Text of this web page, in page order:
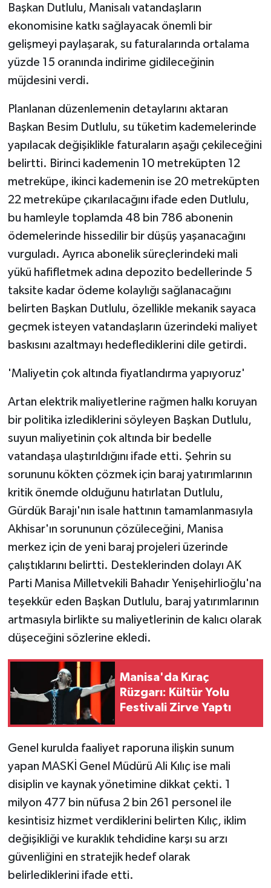
Başkan Dutlulu, Manisalı vatandaşların
ekonomisine katkı sağlayacak önemli bir
gelişmeyi paylaşarak, su faturalarında ortalama
yüzde 15 oranında indirime gidileceğinin
müjdesini verdi.
Planlanan düzenlemenin detaylarını aktaran
Başkan Besim Dutlulu, su tüketim kademelerinde
yapılacak değişiklikle faturaların aşağı çekileceğini
belirtti. Birinci kademenin 10 metreküpten 12
metreküpe, ikinci kademenin ise 20 metreküpten
22 metreküpe çıkarılacağını ifade eden Dutlulu,
bu hamleyle toplamda 48 bin 786 abonenin
ödemelerinde hissedilir bir düşüş yaşanacağını
vurguladı. Ayrıca abonelik süreçlerindeki mali
yükü hafifletmek adına depozito bedellerinde 5
taksite kadar ödeme kolaylığı sağlanacağını
belirten Başkan Dutlulu, özellikle mekanik sayaca
geçmek isteyen vatandaşların üzerindeki maliyet
baskısını azaltmayı hedeflediklerini dile getirdi.
'Maliyetin çok altında fiyatlandırma yapıyoruz'
Artan elektrik maliyetlerine rağmen halkı koruyan
bir politika izlediklerini söyleyen Başkan Dutlulu,
suyun maliyetinin çok altında bir bedelle
vatandaşa ulaştırıldığını ifade etti. Şehrin su
sorununu kökten çözmek için baraj yatırımlarının
kritik önemde olduğunu hatırlatan Dutlulu,
Gürdük Barajı'nın isale hattının tamamlanmasıyla
Akhisar'ın sorununun çözüleceğini, Manisa
merkez için de yeni baraj projeleri üzerinde
çalıştıklarını belirtti. Desteklerinden dolayı AK
Parti Manisa Milletvekili Bahadır Yenişehirlioğlu'na
teşekkür eden Başkan Dutlulu, baraj yatırımlarının
artmasıyla birlikte su maliyetlerinin de kalıcı olarak
düşeceğini sözlerine ekledi.
Manisa'da Kıraç
Rüzgarı: Kültür Yolu
Festivali Zirve Yaptı
Genel kurulda faaliyet raporuna ilişkin sunum
yapan MASKİ Genel Müdürü Ali Kılıç ise mali
disiplin ve kaynak yönetimine dikkat çekti. 1
milyon 477 bin nüfusa 2 bin 261 personel ile
kesintisiz hizmet verdiklerini belirten Kılıç, iklim
değişikliği ve kuraklık tehdidine karşı su arzı
güvenliğini en stratejik hedef olarak
belirlediklerini ifade etti.